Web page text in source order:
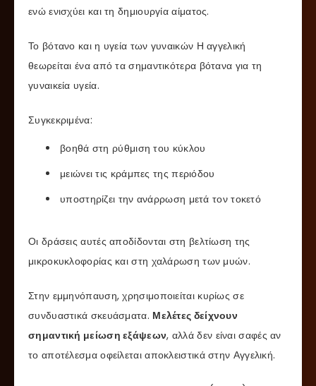
ενώ ενισχύει και τη δημιουργία αίματος.
Το βότανο και η υγεία των γυναικών Η αγγελική
θεωρείται ένα από τα σημαντικότερα βότανα για τη
γυναικεία υγεία.
Συγκεκριμένα:
βοηθά στη ρύθμιση του κύκλου
μειώνει τις κράμπες της περιόδου
υποστηρίζει την ανάρρωση μετά τον τοκετό
Οι δράσεις αυτές αποδίδονται στη βελτίωση της
μικροκυκλοφορίας και στη χαλάρωση των μυών.
Στην εμμηνόπαυση, χρησιμοποιείται κυρίως σε
συνδυαστικά σκευάσματα. Μελέτες δείχνουν
σημαντική μείωση εξάψεων, αλλά δεν είναι σαφές αν
το αποτέλεσμα οφείλεται αποκλειστικά στην Αγγελική.